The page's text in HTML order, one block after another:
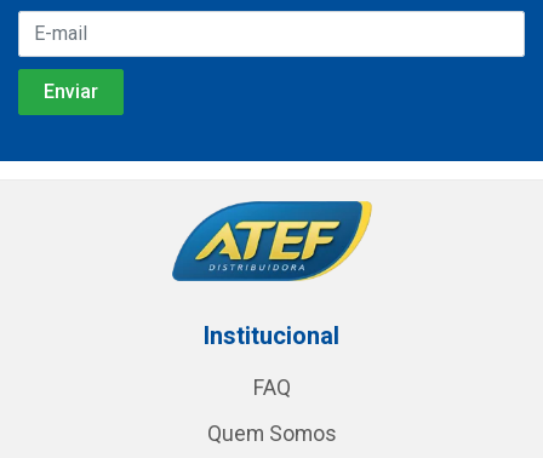
Institucional
FAQ
Quem Somos